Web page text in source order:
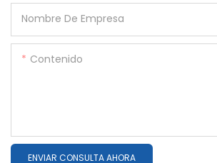
Nombre De Empresa
Contenido
ENVIAR CONSULTA AHORA